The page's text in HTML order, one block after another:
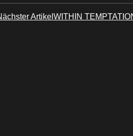
Artikel WITHIN